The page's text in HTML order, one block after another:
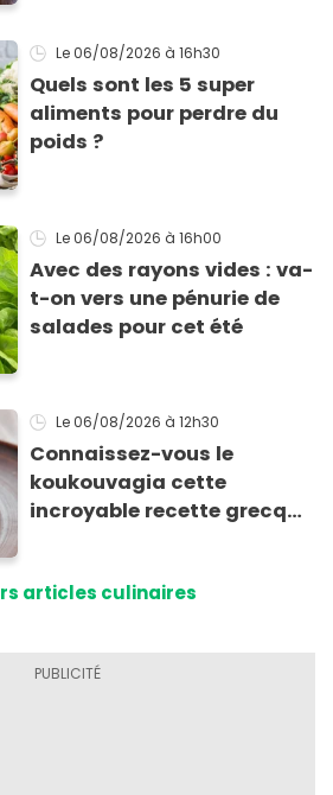
Le 06/08/2026 à 16h30
Quels sont les 5 super
aliments pour perdre du
poids ?
Le 06/08/2026 à 16h00
Avec des rayons vides : va-
t-on vers une pénurie de
salades pour cet été
Le 06/08/2026 à 12h30
Connaissez-vous le
koukouvagia cette
incroyable recette grecque
articles culinaires